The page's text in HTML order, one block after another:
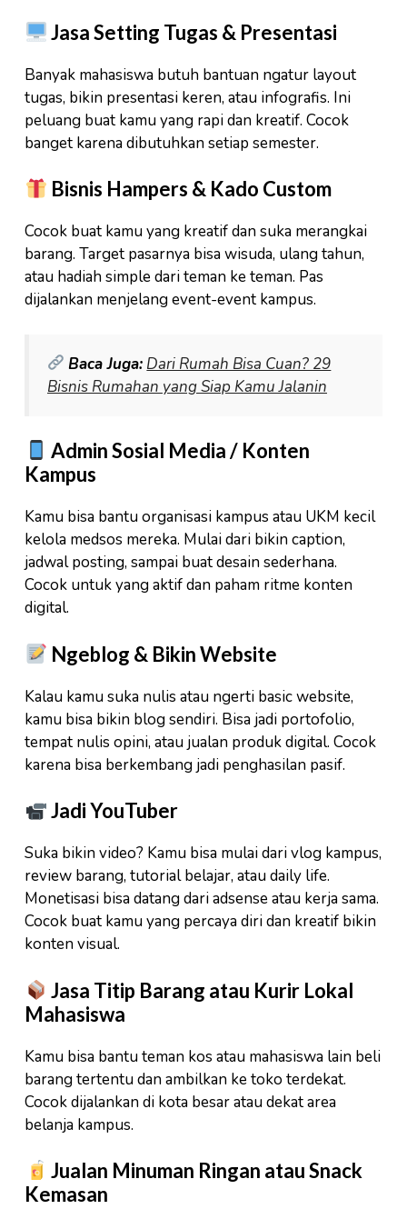
Jasa Setting Tugas & Presentasi
Banyak mahasiswa butuh bantuan ngatur layout
tugas, bikin presentasi keren, atau infografis. Ini
peluang buat kamu yang rapi dan kreatif. Cocok
banget karena dibutuhkan setiap semester.
Bisnis Hampers & Kado Custom
Cocok buat kamu yang kreatif dan suka merangkai
barang. Target pasarnya bisa wisuda, ulang tahun,
atau hadiah simple dari teman ke teman. Pas
dijalankan menjelang event-event kampus.
Baca Juga: Dari Rumah Bisa Cuan? 29
Bisnis Rumahan yang Siap Kamu Jalanin
Admin Sosial Media / Konten
Kampus
Kamu bisa bantu organisasi kampus atau UKM kecil
kelola medsos mereka. Mulai dari bikin caption,
jadwal posting, sampai buat desain sederhana.
Cocok untuk yang aktif dan paham ritme konten
digital.
Ngeblog & Bikin Website
Kalau kamu suka nulis atau ngerti basic website,
kamu bisa bikin blog sendiri. Bisa jadi portofolio,
tempat nulis opini, atau jualan produk digital. Cocok
karena bisa berkembang jadi penghasilan pasif.
Jadi YouTuber
Suka bikin video? Kamu bisa mulai dari vlog kampus,
review barang, tutorial belajar, atau daily life.
Monetisasi bisa datang dari adsense atau kerja sama.
Cocok buat kamu yang percaya diri dan kreatif bikin
konten visual.
Jasa Titip Barang atau Kurir Lokal
Mahasiswa
Kamu bisa bantu teman kos atau mahasiswa lain beli
barang tertentu dan ambilkan ke toko terdekat.
Cocok dijalankan di kota besar atau dekat area
belanja kampus.
Jualan Minuman Ringan atau Snack
Kemasan